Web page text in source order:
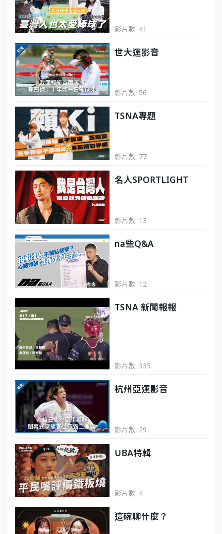
影片數: 41
世大運影音
影片數: 56
TSNA專題
影片數: 77
名人SPORTLIGHT
影片數: 13
na些Q&A
影片數: 12
TSNA 新聞報報
影片數: 335
杭州亞運影音
影片數: 29
UBA特輯
影片數: 4
這碗聊什麼？